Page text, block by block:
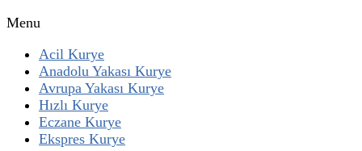
Menu
Acil Kurye
Anadolu Yakası Kurye
Avrupa Yakası Kurye
Hızlı Kurye
Eczane Kurye
Ekspres Kurye